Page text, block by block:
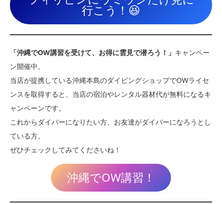
行こう！😆
「沖縄でOW講習を受けて、お得に雲見で潜ろう！」 キャンペー
ン開催中。
当店が提携している沖縄本島のダイビングショップでOWライセ
ンスを取得すると、当店の宿泊やレンタル器材代が無料になるキ
ャンペーンです。
これからダイバーになりたい方、お友達がダイバーになろうとし
ている方。
ぜひチェックしてみてくださいね！
沖縄でOW講習！